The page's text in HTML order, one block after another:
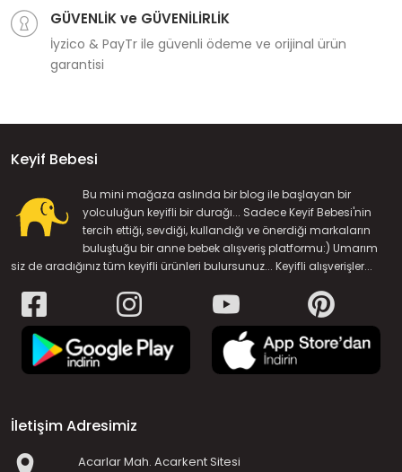
GÜVENLİK ve GÜVENİLİRLİK
İyzico & PayTr ile güvenli ödeme ve orijinal ürün
garantisi
Keyif Bebesi
Bu mini mağaza aslında bir blog ile başlayan bir
yolculuğun keyifli bir durağı... Sadece Keyif Bebesi'nin
tercih ettiği, sevdiği, kullandığı ve önerdiği markaların
buluştuğu bir anne bebek alışveriş platformu:) Umarım
siz de aradığınız tüm keyifli ürünleri bulursunuz... Keyifli alışverişler...
İletişim Adresimiz
Acarlar Mah. Acarkent Sitesi